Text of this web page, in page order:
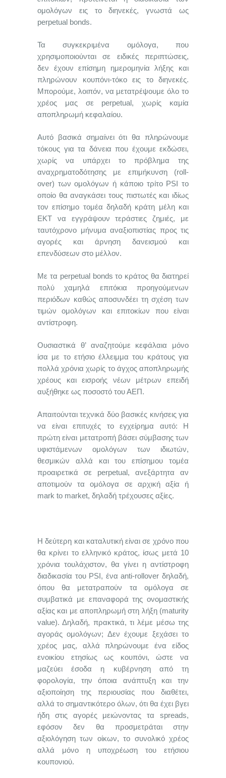
ομολόγων εις το διηνεκές, γνωστά ως
perpetual bonds.
Τα συγκεκριμένα ομόλογα, που
χρησιμοποιούνται σε ειδικές περιπτώσεις,
δεν έχουν επίσημη ημερομηνία λήξης και
πληρώνουν κουπόνι-τόκο εις το διηνεκές.
Μπορούμε, λοιπόν, να μετατρέψουμε όλο το
χρέος μας σε perpetual, χωρίς καμία
αποπληρωμή κεφαλαίου.
Αυτό βασικά σημαίνει ότι θα πληρώνουμε
τόκους για τα δάνεια που έχουμε εκδώσει,
χωρίς να υπάρχει το πρόβλημα της
αναχρηματοδότησης με επιμήκυνση (roll-
over) των ομολόγων ή κάποιο τρίτο PSI το
οποίο θα αναγκάσει τους πιστωτές και ιδίως
τον επίσημο τομέα δηλαδή κράτη μέλη και
ΕΚΤ να εγγράψουν τεράστιες ζημιές, με
ταυτόχρονο μήνυμα αναξιοπιστίας προς τις
αγορές και άρνηση δανεισμού και
επενδύσεων στο μέλλον.
Με τα perpetual bonds το κράτος θα διατηρεί
πολύ χαμηλά επιτόκια προηγούμενων
περιόδων καθώς αποσυνδέει τη σχέση των
τιμών ομολόγων και επιτοκίων που είναι
αντίστροφη.
Ουσιαστικά θ’ αναζητούμε κεφάλαια μόνο
ίσα με το ετήσιο έλλειμμα του κράτους για
πολλά χρόνια χωρίς το άγχος αποπληρωμής
χρέους και εισροής νέων μέτρων επειδή
αυξήθηκε ως ποσοστό του ΑΕΠ.
Απαιτούνται τεχνικά δύο βασικές κινήσεις για
να είναι επιτυχές το εγχείρημα αυτό: Η
πρώτη είναι μετατροπή βάσει σύμβασης των
υφιστάμενων ομολόγων των ιδιωτών,
θεσμικών αλλά και του επίσημου τομέα
προαιρετικά σε perpetual, ανεξάρτητα αν
αποτιμούν τα ομόλογα σε αρχική αξία ή
mark to market, δηλαδή τρέχουσες αξίες.
Η δεύτερη και καταλυτική είναι σε χρόνο που
θα κρίνει το ελληνικό κράτος, ίσως μετά 10
χρόνια τουλάχιστον, θα γίνει η αντίστροφη
διαδικασία του PSI, ένα anti-rollover δηλαδή,
όπου θα μετατραπούν τα ομόλογα σε
συμβατικά με επαναφορά της ονομαστικής
αξίας και με αποπληρωμή στη λήξη (maturity
value). Δηλαδή, πρακτικά, τι λέμε μέσω της
αγοράς ομολόγων; Δεν έχουμε ξεχάσει το
χρέος μας, αλλά πληρώνουμε ένα είδος
ενοικίου ετησίως ως κουπόνι, ώστε να
μαζεύει έσοδα η κυβέρνηση από τη
φορολογία, την όποια ανάπτυξη και την
αξιοποίηση της περιουσίας που διαθέτει,
αλλά το σημαντικότερο όλων, ότι θα έχει βγει
ήδη στις αγορές μειώνοντας τα spreads,
εφόσον δεν θα προσμετράται στην
αξιολόγηση των οίκων, το συνολικό χρέος
αλλά μόνο η υποχρέωση του ετήσιου
κουπονιού.